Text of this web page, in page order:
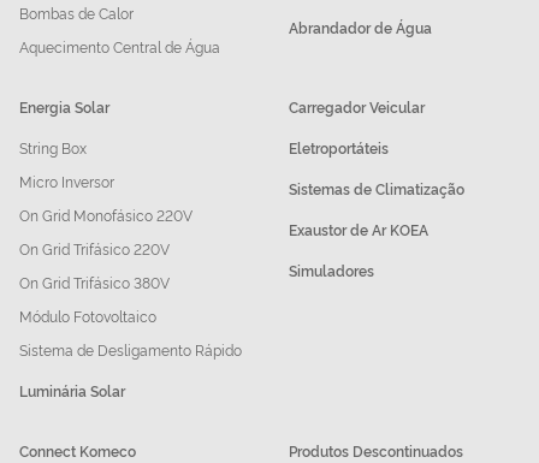
Bombas de Calor
Aquecimento Central de Água
Abrandador de Água
Energia Solar
String Box
Micro Inversor
On Grid Monofásico 220V
On Grid Trifásico 220V
On Grid Trifásico 380V
Módulo Fotovoltaico
Sistema de Desligamento Rápido
Luminária Solar
Carregador Veicular
Eletroportáteis
Sistemas de Climatização
Exaustor de Ar KOEA
Simuladores
Connect Komeco Produtos Descontinuados